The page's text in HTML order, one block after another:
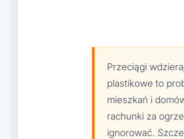
Przeciągi
plastikowe to
mieszkań i
rachunki za
ignorować.